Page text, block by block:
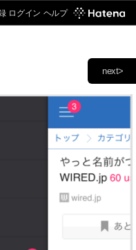
ログイン ヘルプ
next>